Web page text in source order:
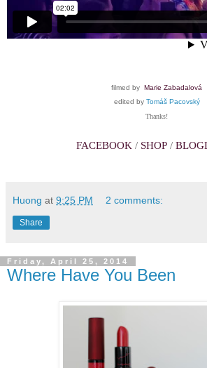
filmed by Marie Zabadalová
edited by Tomáš Pacovský
Thanks!
FACEBOOK / SHOP /
Huong at 9:25 PM 2 comments:
Share
Friday, April 25, 2014
Where Have You Been